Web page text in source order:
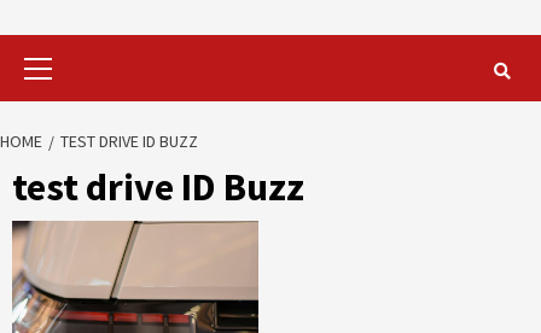
HOME TEST DRIVE ID BUZZ
test drive ID Buzz